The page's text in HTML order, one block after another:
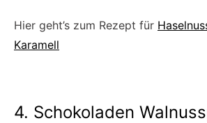
Hier geht’s zum Rezept für
Karamell
4. Schokoladen